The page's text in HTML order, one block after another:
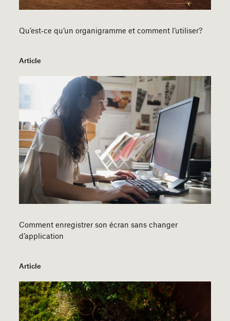
Qu’est‑ce qu’un organigramme et comment l’utiliser?
Article
Comment enregistrer son écran sans changer
d’application
Article